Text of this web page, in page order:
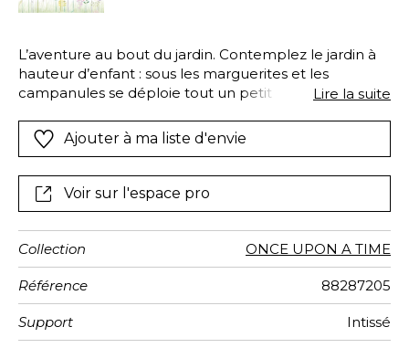
L’aventure au bout du jardin. Contemplez le jardin à
hauteur d’enfant : sous les marguerites et les
campanules se déploie tout un petit monde
raccordera selon vos envies : êtes-vous plus taupe et
rouge-gorge ou grenouilles et lapereaux ? Ne vous
Lire la suite
Ajouter à ma liste d'envie
Voir sur l'espace pro
Collection ONCE UPON A TIME
Référence 88287205
Support Intissé